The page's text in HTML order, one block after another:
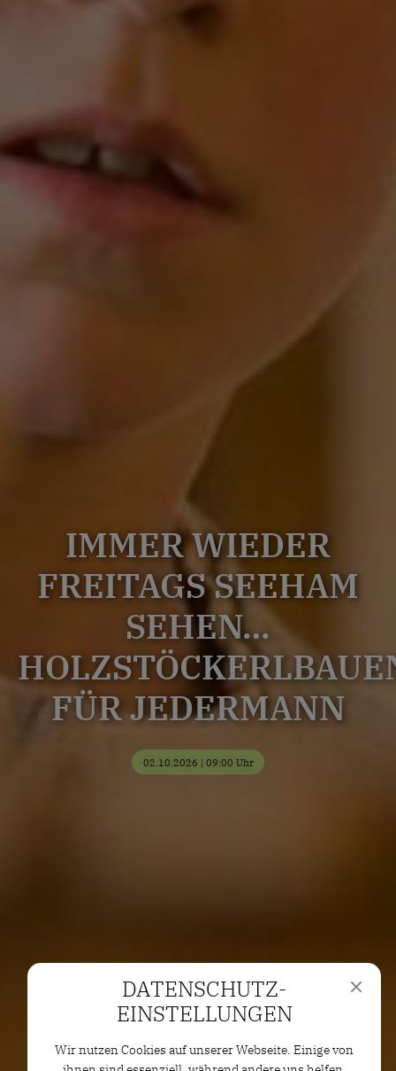
IMMER WIEDER
FREITAGS SEEHAM
SEHEN…
FÜR JEDERMANN
02.10.2026 | 09:00 Uhr
DATENSCHUTZ­
EINSTELLUNGEN
Wir nutzen Cookies auf unserer Webseite. Einige von